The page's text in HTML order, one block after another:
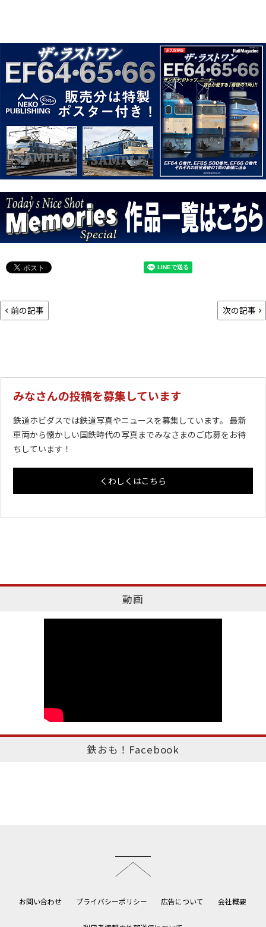
前の記事 次の記事
みなさんの投稿を募集しています
鉄道ホビダスでは鉄道写真やニュースを募集しています。 最新
車両から懐かしい国鉄時代の写真までみなさまのご応募をお待
ちしています！
くわしくはこちら
動画
鉄おも！Facebook
お問い合わせ プライバシーポリシー 広告について 会社概要